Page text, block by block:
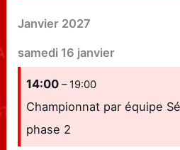
Janvier 2027
samedi 16 janvier
14:00– 19:00
Championnat par équipe
phase 2